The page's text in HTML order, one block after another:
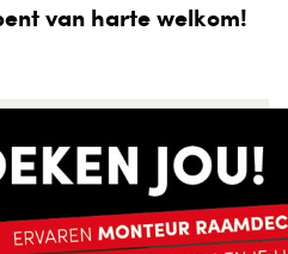
van harte welkom!